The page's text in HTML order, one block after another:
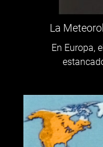
La
En Europa,